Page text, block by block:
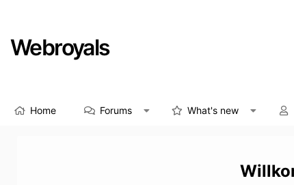
Webroyals
Home Forums What's new